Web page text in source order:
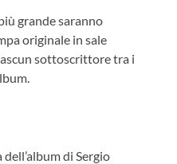
grande saranno
originale in sale
sottoscrittore tra i
di Sergio